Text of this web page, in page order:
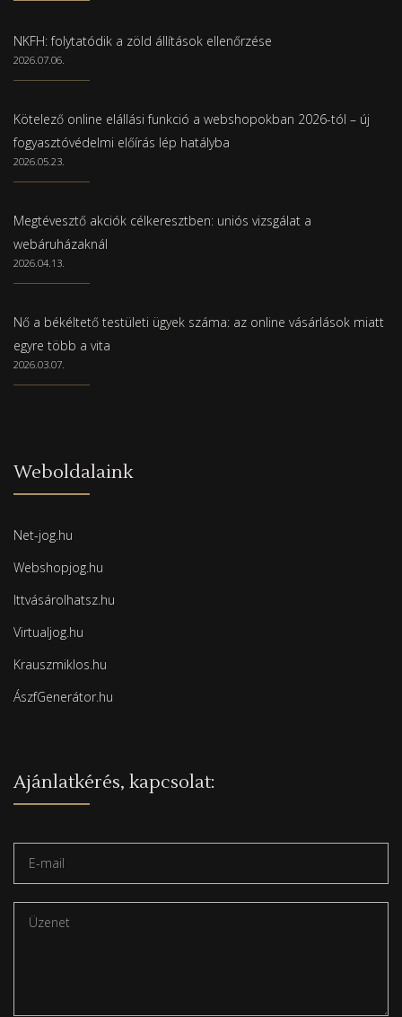
NKFH: folytatódik a zöld állítások ellenőrzése
2026.07.06.
Kötelező online elállási funkció a webshopokban 2026-tól – új
fogyasztóvédelmi előírás lép hatályba
2026.05.23.
Megtévesztő akciók célkeresztben: uniós vizsgálat a
webáruházaknál
2026.04.13.
Nő a békéltető testületi ügyek száma: az online vásárlások miatt
egyre több a vita
2026.03.07.
Weboldalaink
Net-jog.hu
Webshopjog.hu
Ittvásárolhatsz.hu
Virtualjog.hu
Krauszmiklos.hu
ÁszfGenerátor.hu
Ajánlatkérés, kapcsolat: